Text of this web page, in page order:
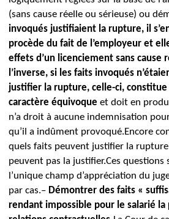
(sans cause réelle ou sérieuse) ou
invoqués justifiaient la rupture, il
procède du fait de l’employeur et
effets d’un licenciement sans cause
l’inverse, si les faits invoqués
justifier la rupture, celle-ci,
caractère équivoque et doit en
n’a droit à aucune indemnisation
qu’il a indûment provoqué.Encore
quels faits peuvent justifier la
peuvent pas la justifier.Ces questions
l’unique champ d’appréciation du
par cas.– Démontrer des faits «
rendant impossible pour le salarié la